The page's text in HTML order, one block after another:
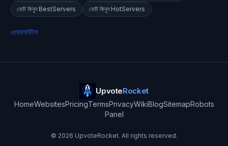
ভোট কিনুন BestServers ভোট কিনুন HotServers
ওয়েবসাইটস
UpvoteRocket
HomeWebsitesPricingTermsPrivacyWikiBlogSitemapRobots
Panel
© 2026 UpvoteRocket. All rights reserved.